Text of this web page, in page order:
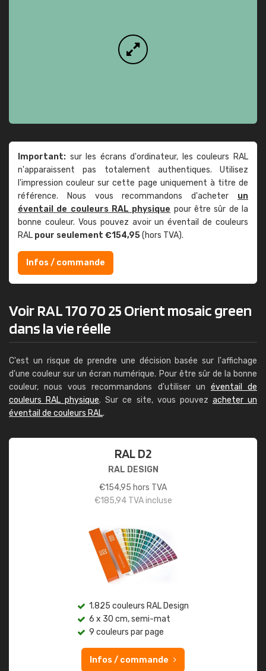
Important: sur les écrans d'ordinateur, les couleurs RAL
n'apparaissent pas totalement authentiques. Utilisez
l'impression couleur sur cette page uniquement à titre de
référence. Nous vous recommandons d'acheter un
éventail de couleurs RAL physique pour être sûr de la
bonne couleur. Vous pouvez avoir un éventail de couleurs
RAL pour seulement €154,95(hors TVA).
Infos / commande
Voir RAL 170 70 25 Orient mosaic green
dans la vie réelle
C'est un risque de prendre une décision basée sur l'affichage
d'une couleur sur un écran numérique. Pour être sûr de la bonne
couleur, nous vous recommandons d'utiliser un éventail de
couleurs RAL physique. Sur ce site, vous pouvez acheter un
éventail de couleurs RAL.
RAL D2
RAL DESIGN
€154,95 hors TVA
€185,94TVA incluse
1.825 couleurs RAL Design
6 x 30 cm, semi-mat
9 couleurs par page
Infos / commande